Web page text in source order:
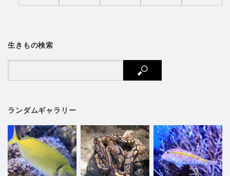
生きもの検索
ランダムギャラリー